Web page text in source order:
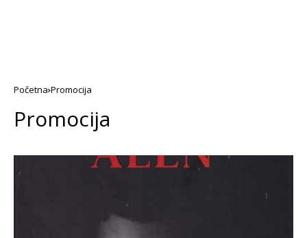
Početna Promocija
Promocija